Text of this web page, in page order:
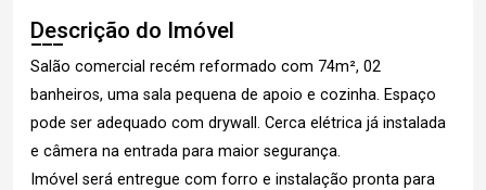
Descrição do Imóvel
Salão comercial recém reformado com 74m², 02
banheiros, uma sala pequena de apoio e cozinha. Espaço
pode ser adequado com drywall. Cerca elétrica já instalada
e câmera na entrada para maior segurança.
Imóvel será entregue com forro e instalação pronta para